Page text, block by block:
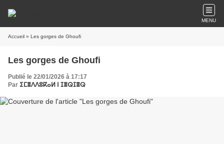
MENU
Accueil » Les gorges de Ghoufi
Les gorges de Ghoufi
Publié le 22/01/2026 à 17:17
Par ⵉⵎⴻⴷⴷⵓⴽⴰⵍ ⵏ ⵊⴻⵕⵊⴻⵕ